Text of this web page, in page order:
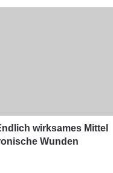
wirksames Mittel
Wunden